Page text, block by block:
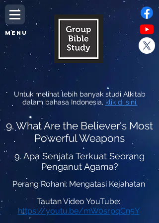
MENU
Untuk melihat lebih banyak studi Alkitab
dalam bahasa Indonesia, klik di sini.
9. What Are the Believer's Most
Powerful Weapons
9. Apa Senjata Terkuat Seorang
Penganut Agama?
Perang Rohani: Mengatasi Kejahatan
Tautan Video YouTube:
https://youtu.be/mW0srpqCn5Y